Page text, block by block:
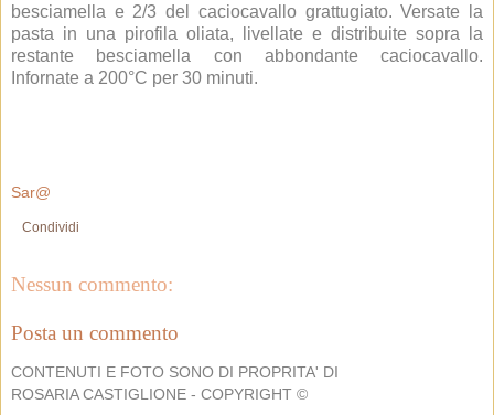
besciamella e 2/3 del caciocavallo grattugiato. Versate la
pasta in una pirofila oliata, livellate e distribuite sopra la
restante besciamella con abbondante caciocavallo.
Infornate a 200°C per 30 minuti.
Sar@
Condividi
Nessun commento:
Posta un commento
CONTENUTI E FOTO SONO DI PROPRITA' DI
ROSARIA CASTIGLIONE - COPYRIGHT ©